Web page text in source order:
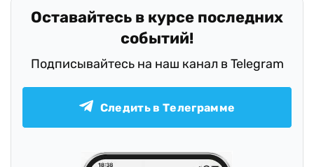
Оставайтесь в курсе последних
событий!
Подписывайтесь на наш канал в Telegram
Следить в Телеграмме